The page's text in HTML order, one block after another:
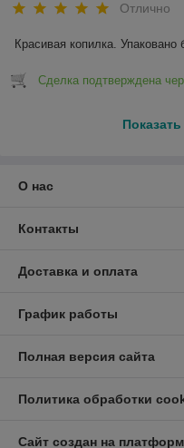
Отлично
Красивая копилка.
Сделка подтверждена
О нас
Контакты
Доставка и оплата
График работы
Полная версия сайта
Политика обработки
Сайт создан на